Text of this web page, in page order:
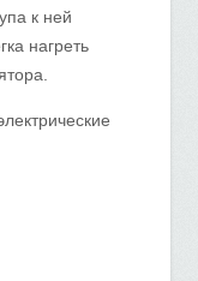
к ней
нагреть